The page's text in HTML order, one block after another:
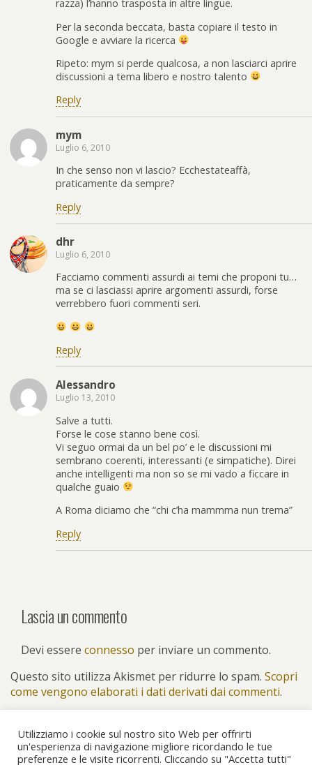
razza) l’hanno trasposta in altre lingue.
Per la seconda beccata, basta copiare il testo in
Google e avviare la ricerca
Ripeto: mym si perde qualcosa, a non lasciarci aprire
discussioni a tema libero e nostro talento
Reply
mym
Luglio 6, 2010
In che senso non vi lascio? Ecchestateaffà,
praticamente da sempre?
Reply
dhr
Luglio 6, 2010
Facciamo commenti assurdi ai temi che proponi tu…
ma se ci lasciassi aprire argomenti assurdi, forse
verrebbero fuori commenti seri.
Reply
Alessandro
Luglio 13, 2010
Salve a tutti.
Forse le cose stanno bene così.
Vi seguo ormai da un bel po’ e le discussioni mi
sembrano coerenti, interessanti (e simpatiche). Direi
anche intelligenti ma non so se mi vado a ficcare in
qualche guaio
A Roma diciamo che “chi c’ha mammma nun trema”
Reply
Lascia un commento
Devi essere connesso per inviare un commento.
Questo sito utilizza Akismet per ridurre lo spam. Scopri
come vengono elaborati i dati derivati dai commenti.
Utilizziamo i cookie sul nostro sito Web per offrirti
un'esperienza di navigazione migliore ricordando le tue
preferenze e le visite ricorrenti. Cliccando su "Accetta tutti"